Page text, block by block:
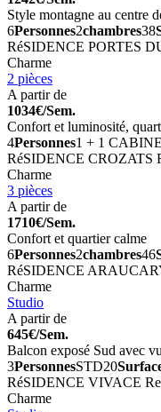
Style montagne au centre
6Personnes2chambres38
RéSIDENCE PORTES
Charme
2 pièces
A partir de
1034€/Sem.
Confort et luminosité,
4Personnes1 + 1 CABINE
RéSIDENCE CROZATS
Charme
3 pièces
A partir de
1710€/Sem.
Confort et quartier calme
6Personnes2chambres46
RéSIDENCE
Charme
Studio
A partir de
645€/Sem.
Balcon exposé Sud avec
3PersonnesSTD20
RéSIDENCE VIVACE
Charme